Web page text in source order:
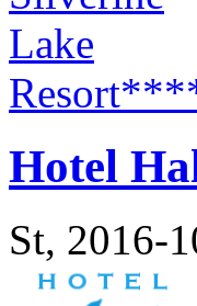
Hotel
St, 2016-